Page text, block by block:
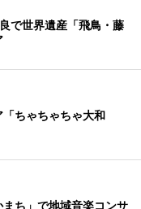
で世界遺産「飛鳥・藤
ちゃちゃちゃ大和
ち」で地域音楽コンサ